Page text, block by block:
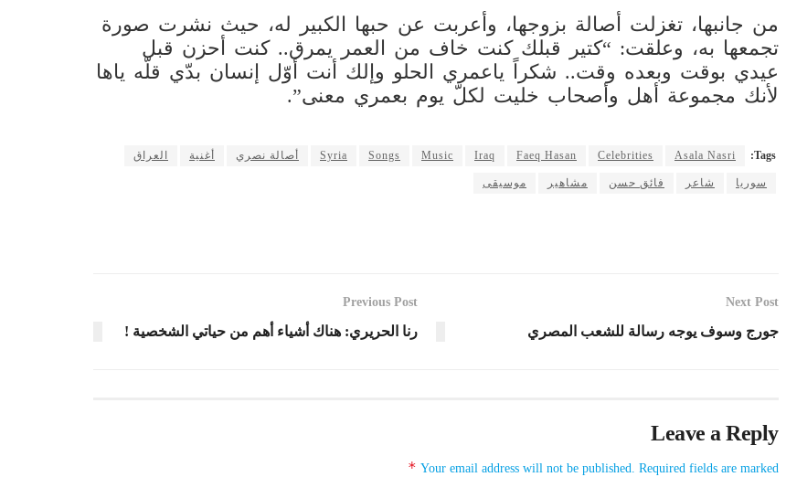
من جانبها، تغزلت أصالة بزوجها، وأعربت عن حبها الكبير له، حيث نشرت صورة
تجمعها به، وعلقت: “كتير قبلك كنت خاف من العمر يمرق.. كنت أحزن قبل
عيدي بوقت وبعده وقت.. شكراً ياعمري الحلو وإلك أنت أوّل إنسان بدّي قلّه ياها
لأنك مجموعة أهل وأصحاب خليت لكلّ يوم بعمري معنى”.
Tags:
Asala Nasri
Celebrities
Faeq Hasan
Iraq
Music
Songs
Syria أصالة نصري أغنية العراق
سوريا شاعر فائق حسن مشاهير موسيقى
Previous Post
رنا الحريري: هناك أشياء أهم من حياتي الشخصية !
Next Post
جورج وسوف يوجه رسالة للشعب المصري
Leave a Reply
Your email address will not be published. Required fields are marked
*